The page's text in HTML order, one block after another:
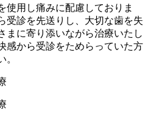
使用し痛みに配慮しておりま
受診を先送りし、大切な歯を失
まに寄り添いながら治療いたし
感から受診をためらっていた方
。